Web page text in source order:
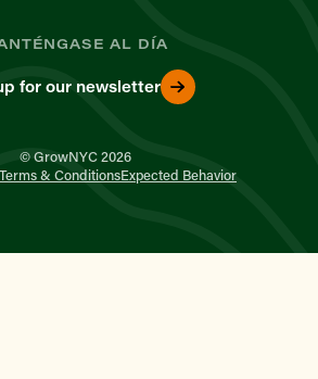
AL DÍA
for our newsletter
© GrowNYC 2026
Terms & ConditionsExpected Behavior